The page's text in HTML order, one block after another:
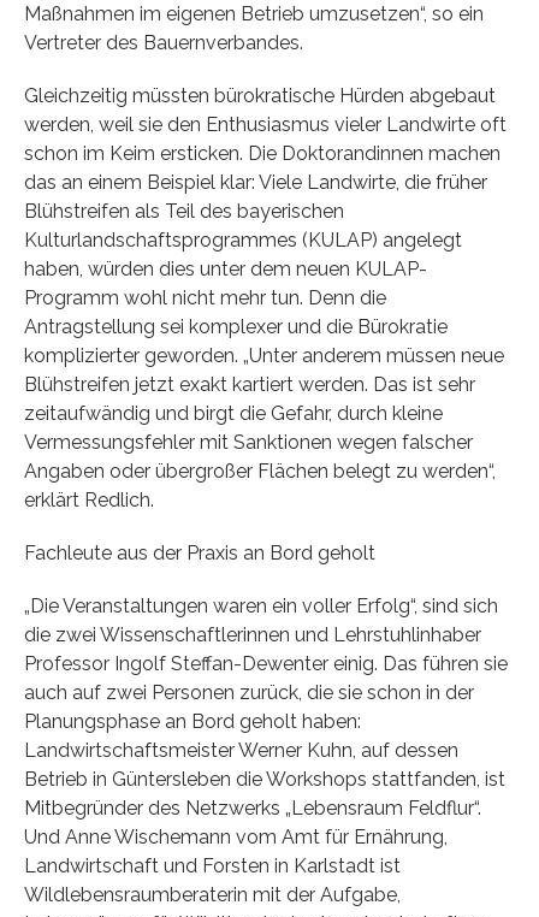
Maßnahmen im eigenen Betrieb umzusetzen“, so ein
Vertreter des Bauernverbandes.
Gleichzeitig müssten bürokratische Hürden abgebaut
werden, weil sie den Enthusiasmus vieler Landwirte oft
schon im Keim ersticken. Die Doktorandinnen machen
das an einem Beispiel klar: Viele Landwirte, die früher
Blühstreifen als Teil des bayerischen
Kulturlandschaftsprogrammes (KULAP) angelegt
haben, würden dies unter dem neuen KULAP-
Programm wohl nicht mehr tun. Denn die
Antragstellung sei komplexer und die Bürokratie
komplizierter geworden. „Unter anderem müssen neue
Blühstreifen jetzt exakt kartiert werden. Das ist sehr
zeitaufwändig und birgt die Gefahr, durch kleine
Vermessungsfehler mit Sanktionen wegen falscher
Angaben oder übergroßer Flächen belegt zu werden“,
erklärt Redlich.
Fachleute aus der Praxis an Bord geholt
„Die Veranstaltungen waren ein voller Erfolg“, sind sich
die zwei Wissenschaftlerinnen und Lehrstuhlinhaber
Professor Ingolf Steffan-Dewenter einig. Das führen sie
auch auf zwei Personen zurück, die sie schon in der
Planungsphase an Bord geholt haben:
Landwirtschaftsmeister Werner Kuhn, auf dessen
Betrieb in Güntersleben die Workshops stattfanden, ist
Mitbegründer des Netzwerks „Lebensraum Feldflur“.
Und Anne Wischemann vom Amt für Ernährung,
Landwirtschaft und Forsten in Karlstadt ist
Wildlebensraumberaterin mit der Aufgabe,